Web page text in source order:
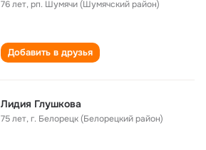
76 лет,рп. Шумячи (Шумячский район)
Добавить в друзья
Лидия Глушкова
75 лет,г. Белорецк (Белорецкий район)